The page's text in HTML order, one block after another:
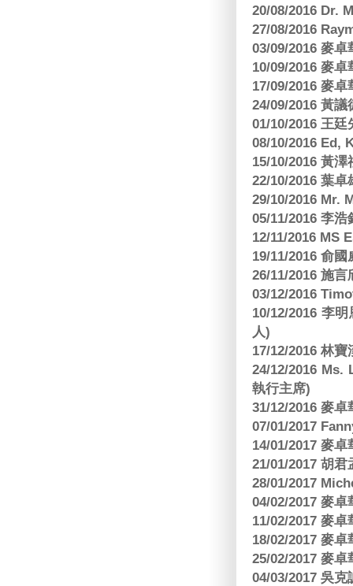
20/08/2016 Dr.
27/08/2016
03/09/2016 麥
10/09/2016 麥
17/09/2016 麥
24/09/2016 黃
01/10/2016 王
08/10/2016 Ed,
15/10/2016 黃
22/10/2016 葉
29/10/2016 Mr.
05/11/2016 李
12/11/2016 MS
19/11/2016 俞
26/11/2016 施
03/12/2016
10/12/2016 李
人)
17/12/2016 林
24/12/2016
執行主席)
31/12/2016 麥
07/01/2017
14/01/2017 麥
21/01/2017 胡
28/01/2017
04/02/2017 麥
11/02/2017 麥
18/02/2017 麥
25/02/2017 麥
04/03/2017 吳